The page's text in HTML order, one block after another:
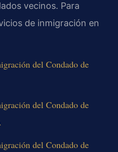
vecinos. Para
de inmigración en
del Condado de
del Condado de
del Condado de